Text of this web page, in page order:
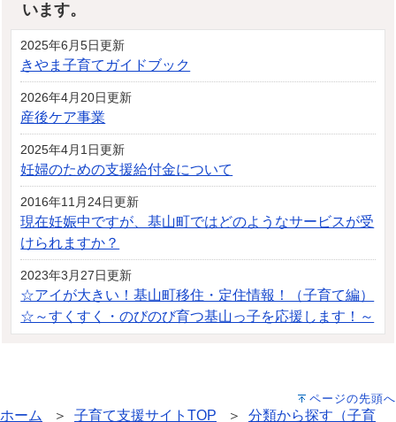
います。
2025年6月5日更新
きやま子育てガイドブック
2026年4月20日更新
産後ケア事業
2025年4月1日更新
妊婦のための支援給付金について
2016年11月24日更新
現在妊娠中ですが、基山町ではどのようなサービスが受
けられますか？
2023年3月27日更新
☆アイが大きい！基山町移住・定住情報！（子育て編）
☆～すくすく・のびのび育つ基山っ子を応援します！～
ページの先頭へ
ホーム ＞ 子育て支援サイトTOP ＞ 分類から探す（子育